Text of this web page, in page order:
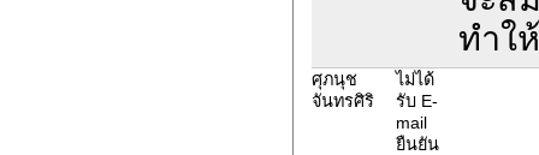
ทำใ
ศุภนุช
จันทรศิริ
ไม่ได้
รับ E-
mail
ยืนยัน